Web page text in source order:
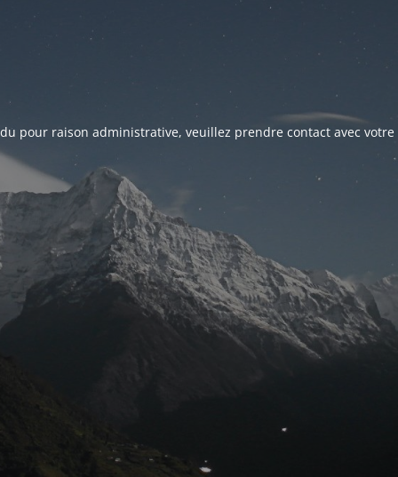
pour raison administrative, veuillez prendre contact avec